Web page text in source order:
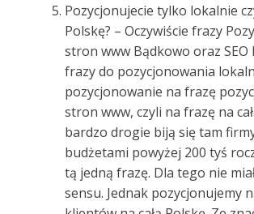
Pozycjonujecie tylko lokalnie
Polskę? – Oczywiście frazy
stron www Bądkowo oraz SEO
frazy do pozycjonowania
pozycjonowanie na frazę
stron www, czyli na frazę na
bardzo drogie biją się tam
budżetami powyżej 200 tyś
tą jedną frazę. Dla tego nie
sensu. Jednak pozycjonujemy